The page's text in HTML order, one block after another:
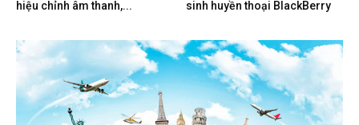
hiệu chỉnh âm thanh,...
sinh huyền thoại BlackBerry